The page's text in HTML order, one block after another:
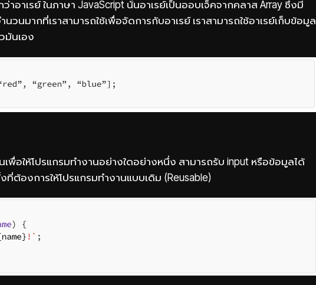
าอาเรย์ ในภาษา JavaScript นั้นอาเรย์เป็นออบเจ็คจากคลาส Array ซึ่งมี
นวนมากที่เราสามารถใช้เพื่อจัดการกับอาเรย์ เราสามารถใช้อาเรย์เก็บข้อมูล
มันเอง
พื่อให้โปรแกรมทำงานอย่างใดอย่างหนึ่ง สามารถรับ input หรือข้อมูลได้
ที่ต้องการให้โปรแกรมทำงานแบบเดิม (Reusable)